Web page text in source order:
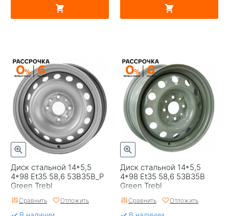
Диск стальной 14*5,5
4*98 Et35 58,6 53B35B_P
Green Trebl
Сравнить Отложить
Диск стальной 14*5,5
4*98 Et35 58,6 53B35B
Green Trebl
Сравнить Отложить